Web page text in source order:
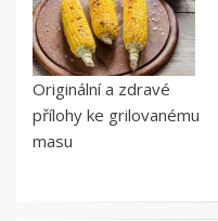
Originální a zdravé
přílohy ke grilovanému
masu